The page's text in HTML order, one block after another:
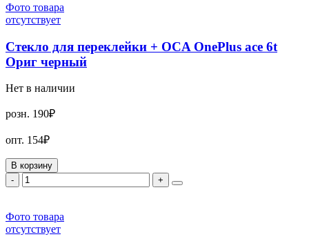
Фото товара
отсутствует
Стекло для переклейки + OCA OnePlus ace 6t
Ориг черный
Нет в наличии
розн. 190₽
опт. 154₽
В корзину
-
+
Фото товара
отсутствует